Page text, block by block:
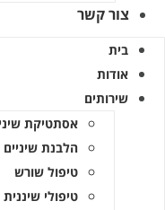
קשר
אסתטיקת שיניים
הלבנת שיניים
טיפול שורש
טיפולי שיננית